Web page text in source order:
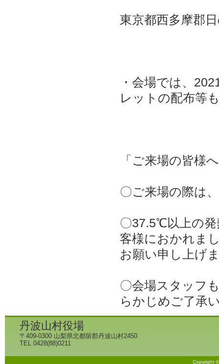
東京都西多摩郡
・会場では、
レットの配布等
「ご来場の皆様
〇ご来場の際は
〇37.5℃以上の
客様におかれま
お願い申し上げ
〇会場スタッフ
らかじめご了承
丹波山村役場
〒409-0300 山梨県北都留郡丹波山村2450
TEL 0428(88)0211
Copyright